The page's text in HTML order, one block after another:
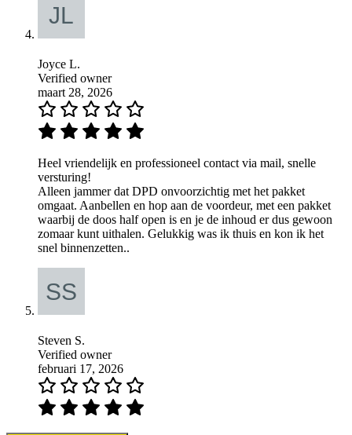
Joyce L.
Verified owner
maart 28, 2026
Heel vriendelijk en professioneel contact via mail, snelle
versturing!
Alleen jammer dat DPD onvoorzichtig met het pakket
omgaat. Aanbellen en hop aan de voordeur, met een pakket
waarbij de doos half open is en je de inhoud er dus gewoon
zomaar kunt uithalen. Gelukkig was ik thuis en kon ik het
snel binnenzetten..
Steven S.
Verified owner
februari 17, 2026